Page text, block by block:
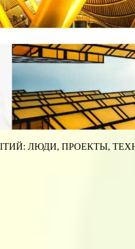
ЛЮДИ, ПРОЕКТЫ,